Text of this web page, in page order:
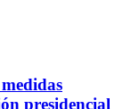
presidencial